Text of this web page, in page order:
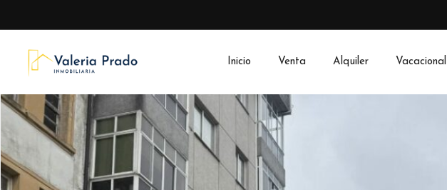
Inicio Venta Alquiler Vacacional